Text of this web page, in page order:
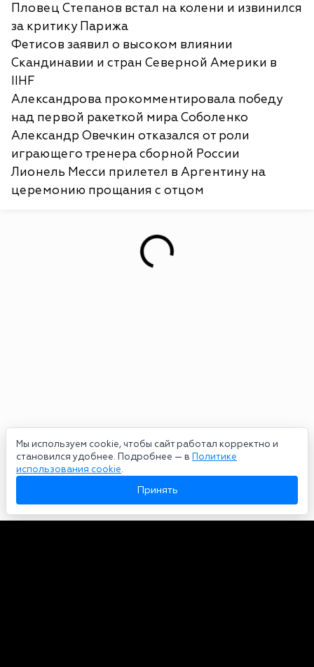
Мы используем cookie, чтобы сайт работал корректно и
становился удобнее. Подробнее — в Политике
использования cookie.
Принять
Пловец Степанов встал на колени и извинился
за критику Парижа
Фетисов заявил о высоком влиянии
Скандинавии и стран Северной Америки в
IIHF
Александрова прокомментировала победу
над первой ракеткой мира Соболенко
Александр Овечкин отказался от роли
играющего тренера сборной России
Лионель Месси прилетел в Аргентину на
церемонию прощания с отцом